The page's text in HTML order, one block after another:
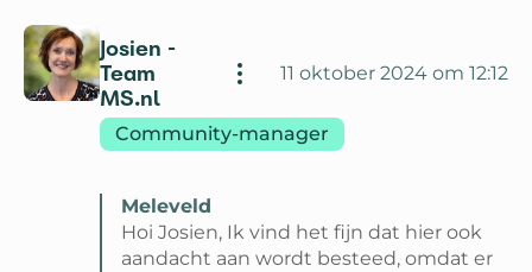
Josien -
Team
MS.nl
11 oktober 2024 om 12:12
Community-manager
Meleveld
Hoi Josien, Ik vind het fijn dat hier ook
aandacht aan wordt besteed, omdat er